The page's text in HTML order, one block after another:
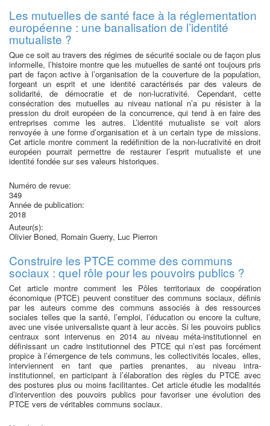
Les mutuelles de santé face à la réglementation
européenne : une banalisation de l’identité
mutualiste ?
Que ce soit au travers des régimes de sécurité sociale ou de façon plus
informelle, l’histoire montre que les mutuelles de santé ont toujours pris
part de façon active à l’organisation de la couverture de la population,
forgeant un esprit et une identité caractérisés par des valeurs de
solidarité, de démocratie et de non-lucrativité. Cependant, cette
consécration des mutuelles au niveau national n’a pu résister à la
pression du droit européen de la concurrence, qui tend à en faire des
entreprises comme les autres. L’identité mutualiste se voit alors
renvoyée à une forme d’organisation et à un certain type de missions.
Cet article montre comment la redéfinition de la non-lucrativité en droit
européen pourrait permettre de restaurer l’esprit mutualiste et une
identité fondée sur ses valeurs historiques.
Numéro de revue:
349
Année de publication:
2018
Auteur(s):
Olivier Boned, Romain Guerry, Luc Pierron
Construire les PTCE comme des communs
sociaux : quel rôle pour les pouvoirs publics ?
Cet article montre comment les Pôles territoriaux de coopération
économique (PTCE) peuvent constituer des communs sociaux, définis
par les auteurs comme des communs associés à des ressources
sociales telles que la santé, l’emploi, l’éducation ou encore la culture,
avec une visée universaliste quant à leur accès. Si les pouvoirs publics
centraux sont intervenus en 2014 au niveau méta-institutionnel en
définissant un cadre institutionnel des PTCE qui n’est pas forcément
propice à l’émergence de tels communs, les collectivités locales, elles,
interviennent en tant que parties prenantes, au niveau intra-
institutionnel, en participant à l’élaboration des règles du PTCE avec
des postures plus ou moins facilitantes. Cet article étudie les modalités
d’intervention des pouvoirs publics pour favoriser une évolution des
PTCE vers de véritables communs sociaux.